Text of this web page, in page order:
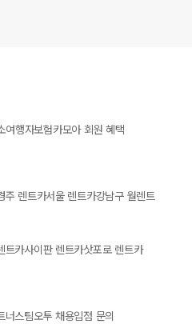
여행자보험카모아 회원 혜택
주 렌트카서울 렌트카강남구 월렌트
트카사이판 렌트카삿포로 렌트카
너스팀오투 채용입점 문의